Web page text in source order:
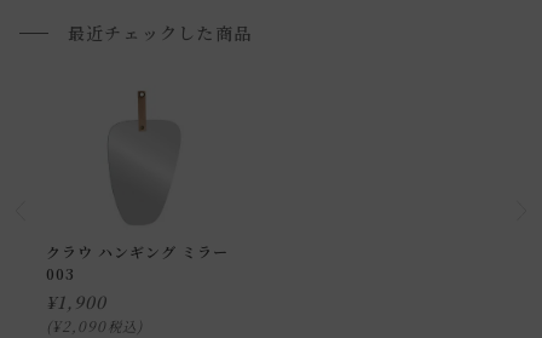
■ご不明な点やご希望がございましたら、お気軽にお問い合
小型商品の日時・時間指定について
申し訳ございませんが、具体的な時間帯指定をしての出荷は
できません。
また、 日曜・祝日は、時間帯指定ができません。
最近チェックした商品
クラウ ハンギング ミラー
003
¥1,900
¥2,090 税込